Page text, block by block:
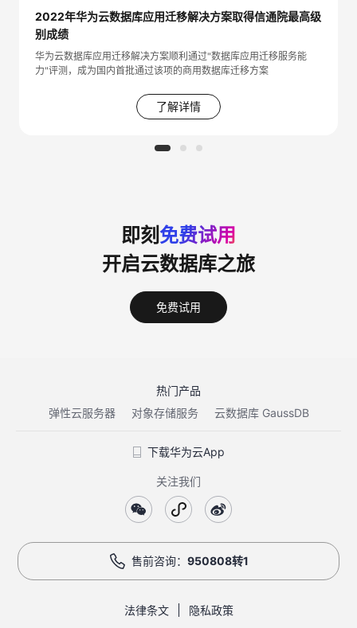
2022年华为云数据库应用迁移解决方案取得信通院最高级
别成绩
华为云数据库应用迁移解决方案顺利通过"数据库应用迁移服务能
力"评测，成为国内首批通过该项的商用数据库迁移方案
了解详情
即刻 免费试用
开启云数据库之旅
免费试用
热门产品
弹性云服务器
对象存储服务 云数据库 GaussDB
下载华为云App
关注我们
售前咨询： 950808转1
法律条文 隐私政策